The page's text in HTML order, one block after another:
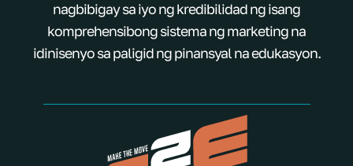
nagbibigay sa iyo ng kredibilidad ng isang
komprehensibong sistema ng marketing na
idinisenyo sa paligid ng pinansyal na edukasyon.